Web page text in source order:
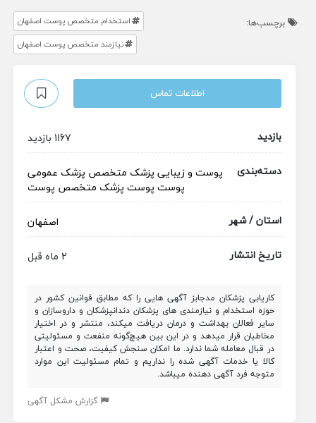
برچسب‌ها:
استخدام متخصص پوست اصفهان
نیازمند متخصص پوست اصفهان
اطلاعات تماس
بازدید
1167 بازدید
دسته‌بندی
پوست و زیبایی پزشک متخصص پزشک عمومی
پوست پوست پزشک متخصص پوست
استان / شهر
اصفهان
تاریخ انتشار
2 ماه قبل
کاریابی پزشکان مدجابز آگهی هایی را که مطابق قوانین کشور در
حوزه استخدام و نیازمندی های پزشکان دندانپزشکان و داروسازان و
سایر فعالان بهداشت و درمان دریافت میکند، منتشر و در اختیار
مخاطبان قرار میدهد و در این بین هیچ‌گونه منفعت و مسئولیتی
در قبال معامله شما ندارد. ما امکان سنجش کیفیت، صحت و اعتبار
کالا یا خدمات آگهی شده را نداریم و تمام مسئولیت این موارد
متوجه فرد آگهی دهنده میباشد.
گزارش مشکل آگهی